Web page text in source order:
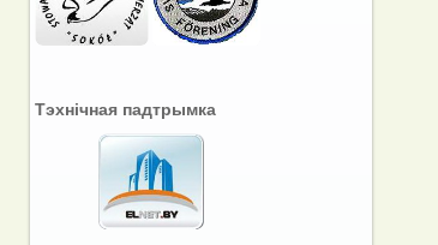
Тэхнічная падтрымка